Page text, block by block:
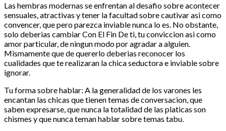
Las hembras modernas se enfrentan al desafio sobre acontecer
sensuales, atractivas y tener la facultad sobre cautivar asi­ como
convencer, que pero parezca inviable nunca lo es. No obstante,
solo deberias cambiar Con El Fin De ti, tu conviccion asi­ como
amor particular, de ningun modo por agradar a alguien.
Mismamente que de quererlo deberias reconocer los
cualidades que te realizaran la chica seductora e inviable sobre
ignorar.
Tu forma sobre hablar: A la generalidad de los varones les
encantan las chicas que tienen temas de conversacion, que
saben expresarse, que nunca la totalidad de las platicas son
chismes y que nunca teman hablar sobre temas tabu.